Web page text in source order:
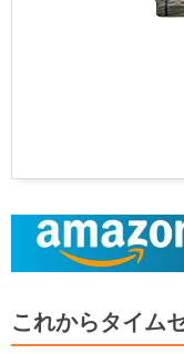
これからタイム